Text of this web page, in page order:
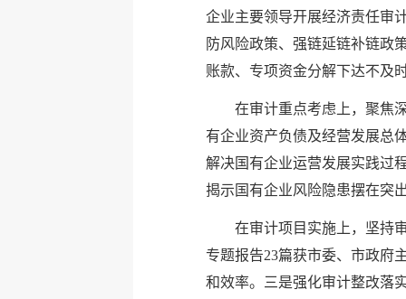
企业主要领导开展经济责任审
防风险政策、强链延链补链政
账款、专项资金分解下达不及
在审计重点考虑上，聚焦
有企业资产负债及经营发展总
解决国有企业运营发展实践过
揭示国有企业风险隐患摆在突
在审计项目实施上，坚持
专题报告23篇获市委、市政府
和效率。三是强化审计整改落